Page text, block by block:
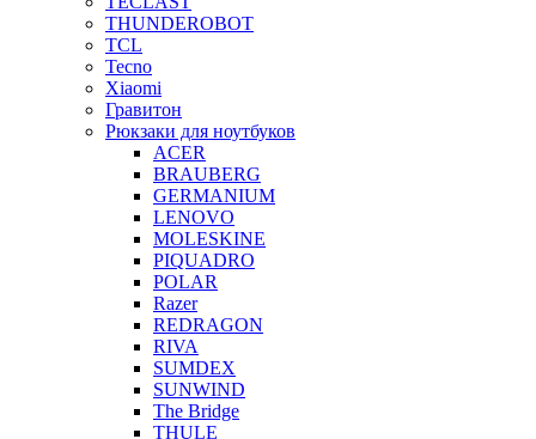
THUNDEROBOT
TCL
Tecno
Xiaomi
Гравитон
Рюкзаки для ноутбуков
ACER
BRAUBERG
GERMANIUM
LENOVO
MOLESKINE
PIQUADRO
POLAR
Razer
REDRAGON
RIVA
SUMDEX
SUNWIND
The Bridge
THULE